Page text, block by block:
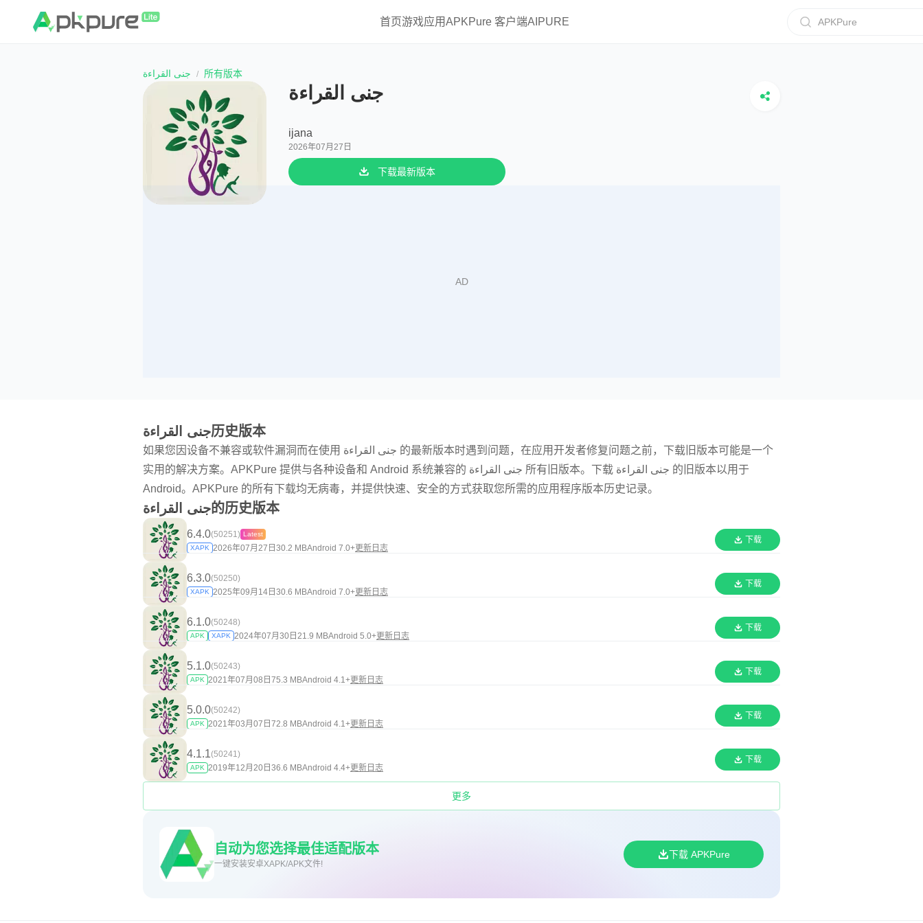
首页游戏应用APKPure 客户端AIPURE APKPure
جنى القراءة 所有版本
جنى القراءة
ijana
2026年07月27日
下载最新版本
جنى القراءة历史版本
如果您因设备不兼容或软件漏洞而在使用 جنى القراءة 的最新版本时遇到问题，在应用开发者修复问题之前，下载旧版本可能是一个
实用的解决方案。APKPure 提供与各种设备和 Android 系统兼容的 جنى القراءة 所有旧版本。下载 جنى القراءة 的旧版本以用于
Android。APKPure 的所有下载均无病毒，并提供快速、安全的方式获取您所需的应用程序版本历史记录。
جنى القراءة的历史版本
6.4.0(50251) Latest
XAPK 2026年07月27日 30.2 MBAndroid 7.0+更新日志
下载
6.3.0(50250)
XAPK 2025年09月14日 30.6 MBAndroid 7.0+更新日志
下载
6.1.0(50248)
APK XAPK 2024年07月30日 21.9 MBAndroid 5.0+更新日志
下载
5.1.0(50243)
APK 2021年07月08日 75.3 MBAndroid 4.1+更新日志
下载
5.0.0(50242)
APK 2021年03月07日 72.8 MBAndroid 4.1+更新日志
下载
4.1.1(50241)
APK 2019年12月20日 36.6 MBAndroid 4.4+更新日志
下载
更多
自动为您选择最佳适配版本
一键安装安卓XAPK/APK文件!
下载 APKPure